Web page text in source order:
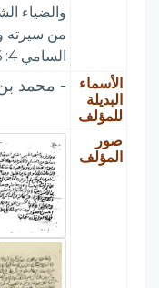
والضياء
من سيرته
السامي 4: 196 و (Brock 2: 312 (390
الأسماء
البديلة
للمؤلف
- محمد
صور
المؤلف